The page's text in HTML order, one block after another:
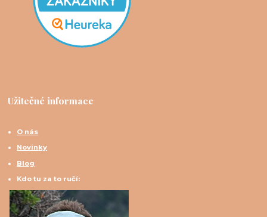
Užitečné informace
O nás
Novinky
Blog
Kdo tu za to ručí: